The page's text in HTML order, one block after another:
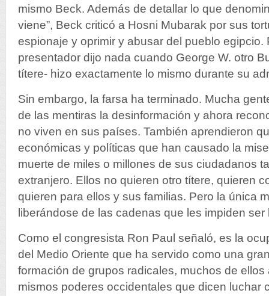
mismo Beck. Además de detallar lo que
viene”, Beck criticó a Hosni Mubarak por sus
espionaje y oprimir y abusar del pueblo egipcio.
presentador dijo nada cuando George W. otro
títere- hizo exactamente lo mismo durante su
Sin embargo, la farsa ha terminado. Mucha
de las mentiras la desinformación y ahora
no viven en sus países. También aprendieron
económicas y políticas que han causado la
muerte de miles o millones de sus ciudadanos
extranjero. Ellos no quieren otro títere, quieren
quieren para ellos y sus familias. Pero la única
liberándose de las cadenas que les impiden ser
Como el congresista Ron Paul señaló, es la
del Medio Oriente que ha servido como una
formación de grupos radicales, muchos de
mismos poderes occidentales que dicen luchar